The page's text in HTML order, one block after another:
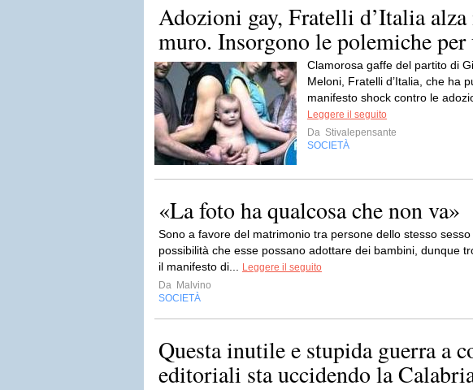
Adozioni gay, Fratelli d’Italia
muro. Insorgono le polemiche per
Clamorosa gaffe del partito di
Meloni, Fratelli d’Italia, che ha
manifesto shock contro le
Leggere il seguito
Da Stivalepensante
SOCIETÀ
«La foto ha qualcosa che non va»
Sono a favore del matrimonio tra persone dello stesso sesso
possibilità che esse possano adottare dei bambini, dunque
il manifesto di...
Leggere il seguito
Da Malvino
SOCIETÀ
Questa inutile e stupida guerra a
editoriali sta uccidendo la